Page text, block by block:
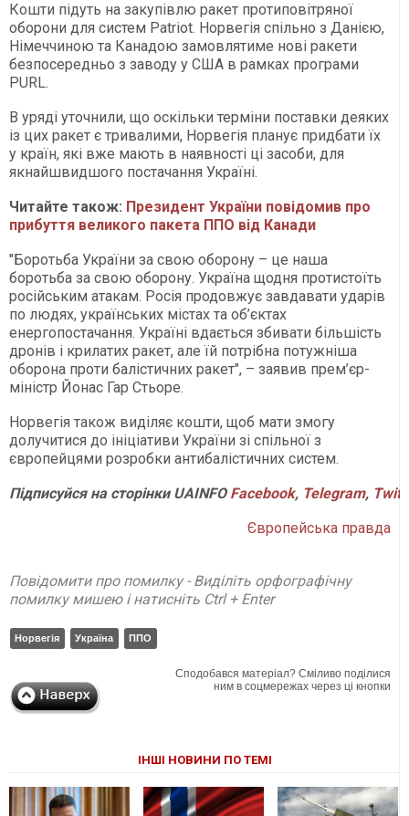
Кошти підуть на закупівлю ракет протиповітряної
оборони для систем Patriot. Норвегія спільно з Данією,
Німеччиною та Канадою замовлятиме нові ракети
безпосередньо з заводу у США в рамках програми
PURL.
В уряді уточнили, що оскільки терміни поставки деяких
із цих ракет є тривалими, Норвегія планує придбати їх
у країн, які вже мають в наявності ці засоби, для
якнайшвидшого постачання Україні.
Читайте також: Президент України повідомив про
прибуття великого пакета ППО від Канади
"Боротьба України за свою оборону – це наша
боротьба за свою оборону. Україна щодня протистоїть
російським атакам. Росія продовжує завдавати ударів
по людях, українських містах та об’єктах
енергопостачання. Україні вдається збивати більшість
дронів і крилатих ракет, але їй потрібна потужніша
оборона проти балістичних ракет", – заявив прем’єр-
міністр Йонас Гар Стьоре.
Норвегія також виділяє кошти, щоб мати змогу
долучитися до ініціативи України зі спільної з
європейцями розробки антибалістичних систем.
ПідписуйсянасторінкиUAINFO Facebook, Telegram,
Європейська правда
Повідомити про помилку - Виділіть орфографічну
помилку мишею і натисніть Ctrl + Enter
Норвегія Україна ППО
Сподобався матеріал? Сміливо поділися
ним в соцмережах через ці кнопки
ІНШІ НОВИНИ ПО ТЕМІ